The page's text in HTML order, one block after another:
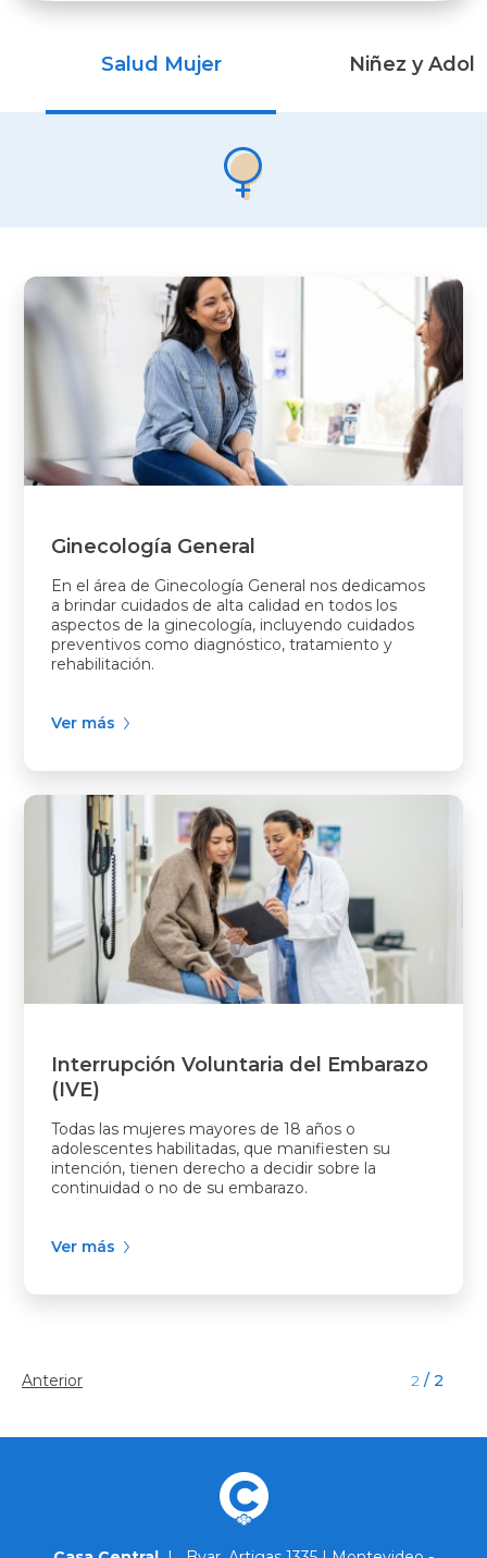
Salud Mujer Niñez y
Ginecología General
En el área de Ginecología General nos dedicamos
a brindar cuidados de alta calidad en todos los
aspectos de la ginecología, incluyendo cuidados
preventivos como diagnóstico, tratamiento y
rehabilitación.
Ver más
Interrupción Voluntaria del Embarazo
(IVE)
Todas las mujeres mayores de 18 años o
adolescentes habilitadas, que manifiesten su
intención, tienen derecho a decidir sobre la
continuidad o no de su embarazo.
Ver más
Anterior 2 / 2